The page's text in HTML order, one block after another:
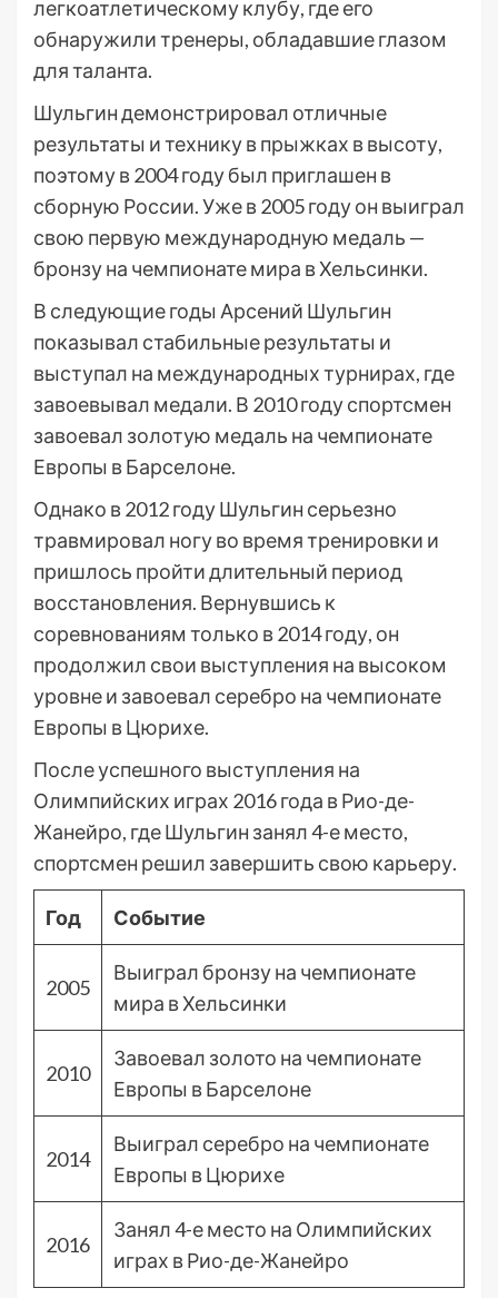
легкоатлетическому клубу, где его
обнаружили тренеры, обладавшие глазом
для таланта.
Шульгин демонстрировал отличные
результаты и технику в прыжках в высоту,
поэтому в 2004 году был приглашен в
сборную России. Уже в 2005 году он выиграл
свою первую международную медаль —
бронзу на чемпионате мира в Хельсинки.
В следующие годы Арсений Шульгин
показывал стабильные результаты и
выступал на международных турнирах, где
завоевывал медали. В 2010 году спортсмен
завоевал золотую медаль на чемпионате
Европы в Барселоне.
Однако в 2012 году Шульгин серьезно
травмировал ногу во время тренировки и
пришлось пройти длительный период
восстановления. Вернувшись к
соревнованиям только в 2014 году, он
продолжил свои выступления на высоком
уровне и завоевал серебро на чемпионате
Европы в Цюрихе.
После успешного выступления на
Олимпийских играх 2016 года в Рио-де-
Жанейро, где Шульгин занял 4-е место,
спортсмен решил завершить свою карьеру.
Год Событие
2005
Выиграл бронзу на чемпионате
мира в Хельсинки
2010
Завоевал золото на чемпионате
Европы в Барселоне
2014
Выиграл серебро на чемпионате
Европы в Цюрихе
2016
Занял 4-е место на Олимпийских
играх в Рио-де-Жанейро